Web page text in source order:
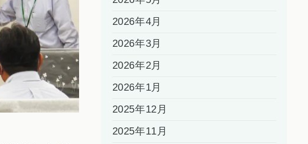
2026年4月
2026年3月
2026年2月
2026年1月
2025年12月
2025年11月